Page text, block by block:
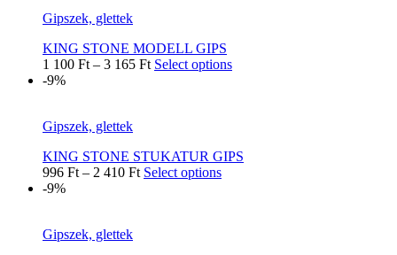
Gipszek, glettek
KING STONE MODELL GIPS
1 100 Ft – 3 165 Ft Select options
-9%
Gipszek, glettek
KING STONE STUKATUR GIPS
996 Ft – 2 410 Ft Select options
-9%
Gipszek, glettek